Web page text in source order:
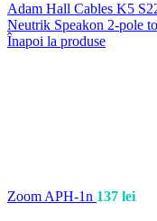
Adam Hall Cables K5
Neutrik Speakon 2-pole
Înapoi la produse
Zoom APH-1n 137 lei